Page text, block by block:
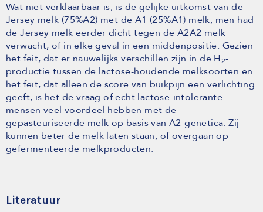
Wat niet verklaarbaar is, is de gelijke uitkomst van de
Jersey melk (75%A2) met de A1 (25%A1) melk, men had
de Jersey melk eerder dicht tegen de A2A2 melk
verwacht, of in elke geval in een middenpositie. Gezien
het feit, dat er nauwelijks verschillen zijn in de H2-
productie tussen de lactose-houdende melksoorten en
het feit, dat alleen de score van buikpijn een verlichting
geeft, is het de vraag of echt lactose-intolerante
mensen veel voordeel hebben met de
gepasteuriseerde melk op basis van A2-genetica. Zij
kunnen beter de melk laten staan, of overgaan op
gefermenteerde melkproducten.
Literatuur